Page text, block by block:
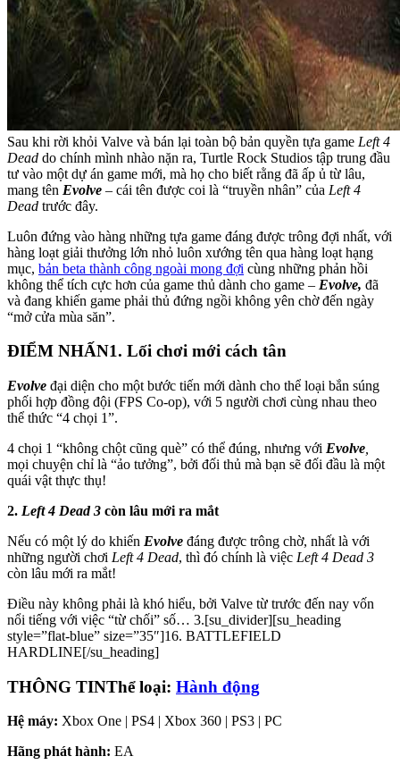
Sau khi rời khỏi Valve và bán lại toàn bộ bản quyền tựa game Left 4
Dead do chính mình nhào nặn ra, Turtle Rock Studios tập trung đầu
tư vào một dự án game mới, mà họ cho biết rằng đã ấp ủ từ lâu,
mang tên Evolve – cái tên được coi là “truyền nhân” của Left 4
Dead trước đây.
Luôn đứng vào hàng những tựa game đáng được trông đợi nhất, với
hàng loạt giải thưởng lớn nhỏ luôn xướng tên qua hàng loạt hạng
mục, bản beta thành công ngoài mong đợi cùng những phản hồi
không thể tích cực hơn của game thủ dành cho game – Evolve, đã
và đang khiến game phải thủ đứng ngồi không yên chờ đến ngày
“mở cửa mùa săn”.
ĐIỂM NHẤN1. Lối chơi mới cách tân
Evolve đại diện cho một bước tiến mới dành cho thể loại bắn súng
phối hợp đồng đội (FPS Co-op), với 5 người chơi cùng nhau theo
thể thức “4 chọi 1”.
4 chọi 1 “không chột cũng què” có thể đúng, nhưng với Evolve
mọi chuyện chỉ là “ảo tưởng”, bởi đối thủ mà bạn sẽ đối đầu là một
quái vật thực thụ!
2. Left 4 Dead 3 còn lâu mới ra mắt
Nếu có một lý do khiến Evolve đáng được trông chờ, nhất là với
những người chơi Left 4 Dead, thì đó chính là việc Left 4 Dead 3
còn lâu mới ra mắt!
Điều này không phải là khó hiểu, bởi Valve từ trước đến nay vốn
nổi tiếng với việc “từ chối” số… 3.[su_divider][su_heading
style=”flat-blue” size=”35″]16. BATTLEFIELD
HARDLINE[/su_heading]
THÔNG TINThể loại: Hành động
Hệ máy: Xbox One | PS4 | Xbox 360 | PS3 | PC
Hãng phát hành: EA